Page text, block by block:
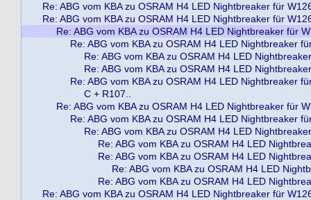
Re: ABG vom KBA zu OSRAM H4 LED Nightbreaker für
Re: ABG vom KBA zu OSRAM H4 LED Nightbreaker für
Re: ABG vom KBA zu OSRAM H4 LED Nightbreaker für
Re: ABG vom KBA zu OSRAM H4 LED Nightbreaker
Re: ABG vom KBA zu OSRAM H4 LED
Re: ABG vom KBA zu OSRAM H4 LED
Re: ABG vom KBA zu OSRAM H4 LED Nightbreaker
C + R107..
Re: ABG vom KBA zu OSRAM H4 LED Nightbreaker für
Re: ABG vom KBA zu OSRAM H4 LED Nightbreaker
Re: ABG vom KBA zu OSRAM H4 LED
Re: ABG vom KBA zu OSRAM H4 LED
Re: ABG vom KBA zu OSRAM H4 LED
Re: ABG vom KBA zu OSRAM H4 LED
Re: ABG vom KBA zu OSRAM H4 LED
Re: ABG vom KBA zu OSRAM H4 LED Nightbreaker für